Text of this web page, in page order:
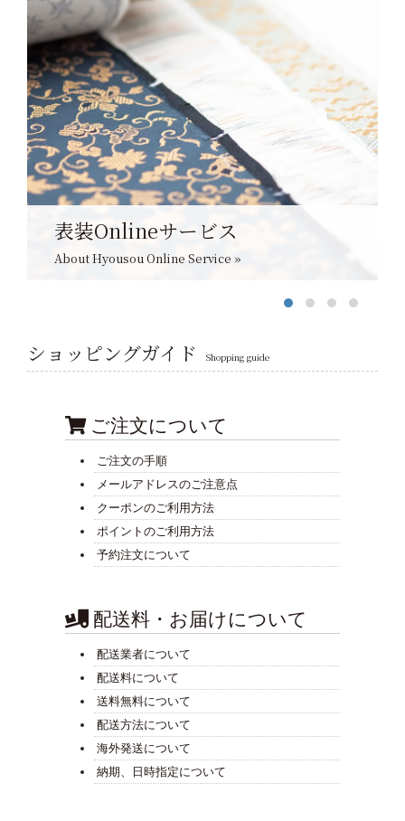
表装Onlineサービス
About Hyousou Online Service »
ショッピングガイド Shopping guide
ご注文について
ご注文の手順
メールアドレスのご注意点
クーポンのご利用方法
ポイントのご利用方法
予約注文について
配送料・お届けについて
配送業者について
配送料について
送料無料について
配送方法について
海外発送について
納期、日時指定について